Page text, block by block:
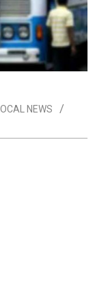
LOCAL NEWS